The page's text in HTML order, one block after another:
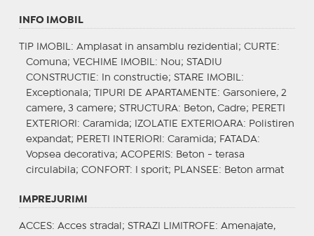
INFO IMOBIL
TIP IMOBIL : Amplasat in ansamblu rezidential; CURTE :
Comuna; VECHIME IMOBIL : Nou; STADIU
CONSTRUCTIE : In constructie; STARE IMOBIL :
Exceptionala;
TIPURI DE APARTAMENTE : Garsoniere, 2
camere, 3 camere; STRUCTURA: Beton, Cadre; PERETI
EXTERIORI : Caramida; IZOLATIE EXTERIOARA: Polistiren
expandat; PERETI INTERIORI : Caramida; FATADA:
Vopsea decorativa; ACOPERIS: Beton - terasa
circulabila; CONFORT : I sporit; PLANSEE : Beton armat
IMPREJURIMI
ACCES: Acces stradal; STRAZI LIMITROFE : Amenajate,